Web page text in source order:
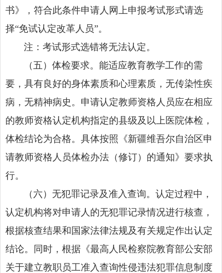
书》，符合此条件申请人网上申报考试形式请选
择“免试认定改革人员”。
注：考试形式选错将无法认定。
（五）体检要求。能适应教育教学工作的需
要，具有良好的身体素质和心理素质，无传染性疾
病，无精神病史。申请认定教师资格人员应在相应
的教师资格认定机构指定的县级及以上医院体检，
体检结论为合格。具体按照《新疆维吾尔自治区申
请教师资格人员体检办法（修订）的通知》要求执
行。
（六）无犯罪记录及准入查询。认定过程中，
认定机构将对申请人的无犯罪记录情况进行核查，
根据核查结果和国家法律法规及有关规定作出认定
结论。同时，根据《最高人民检察院教育部公安部
关于建立教职员工准入查询性侵违法犯罪信息制度